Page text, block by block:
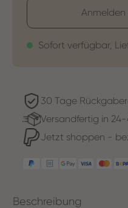
Anmelden
Sofort verfügbar,
30 Tage
Versandfertig in
Jetzt shoppen -
Beschreibung